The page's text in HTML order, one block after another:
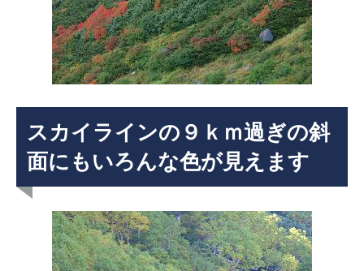
スカイラインの９ｋｍ過ぎの斜
面にもいろんな色が見えます